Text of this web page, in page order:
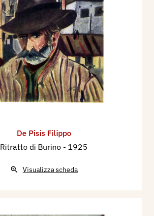
De Pisis Filippo
Ritratto di Burino - 1925
Visualizza scheda